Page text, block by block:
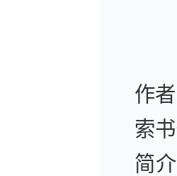
作
索
简